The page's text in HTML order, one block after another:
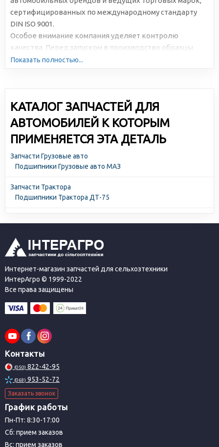
сертифицированных по международному стандарту
DIN ISO 9001.
Особое внимание компания уделяет контролю
качества. Перед запуском в производство образцы
подвергаются многократному и всестороннему
Показать полностью...
КАТАЛОГ ЗАПЧАСТЕЙ ДЛЯ
АВТОМОБИЛЕЙ К КОТОРЫМ
ПРИМЕНЯЕТСЯ ЭТА ДЕТАЛЬ
Запчасти Грузовые авто
Подшипники Грузовые авто МАЗ
Запчасти Трактора
Подшипники Трактора ДТ-75
Интернет-магазин запчастей для сельхозтехники
ИнтерАгро © 1999-2022
Все права защищены
Контакты
(050) 822-42-95
(068) 953-52-72
Заказать звонок
График работы
Пн-Пт: 8:30-17:00
Сб: прием заказов
Вс: прием заказов